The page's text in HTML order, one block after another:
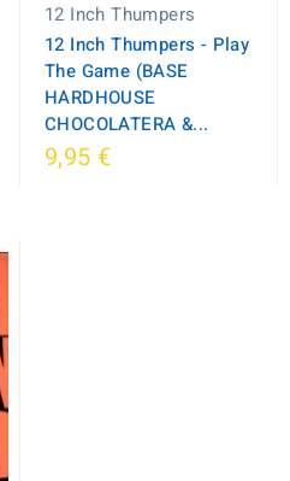
12 Inch Thumpers
12 Inch Thumpers - Play
The Game (BASE
HARDHOUSE
CHOCOLATERA &...
9,95 €